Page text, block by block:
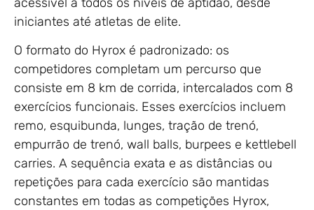
iniciantes até atletas de elite.
O formato do Hyrox é padronizado: os
competidores completam um percurso que
consiste em 8 km de corrida, intercalados com 8
exercícios funcionais. Esses exercícios incluem
remo, esquibunda, lunges, tração de trenó,
empurrão de trenó, wall balls, burpees e kettlebell
carries. A sequência exata e as distâncias ou
repetições para cada exercício são mantidas
constantes em todas as competições Hyrox,